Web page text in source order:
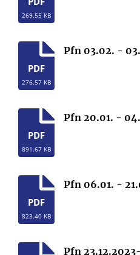
269.55 KB
PDF
276.57 KB
Pfn 03.02. -
PDF
891.67 KB
Pfn 20.01. -
PDF
823.40 KB
Pfn 06.01. -
Pfn